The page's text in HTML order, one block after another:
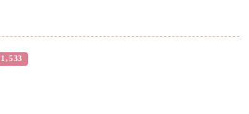
1,533